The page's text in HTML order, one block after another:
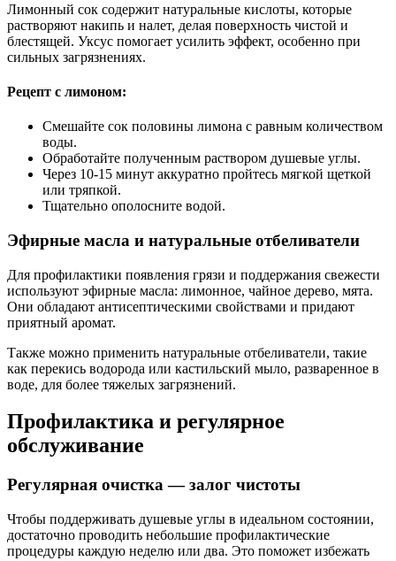
Лимонный сок содержит натуральные кислоты, которые
растворяют накипь и налет, делая поверхность чистой и
блестящей. Уксус помогает усилить эффект, особенно при
сильных загрязнениях.
Рецепт с лимоном:
Смешайте сок половины лимона с равным количеством
воды.
Обработайте полученным раствором душевые углы.
Через 10-15 минут аккуратно пройтесь мягкой щеткой
или тряпкой.
Тщательно ополосните водой.
Эфирные масла и натуральные отбеливатели
Для профилактики появления грязи и поддержания свежести
используют эфирные масла: лимонное, чайное дерево, мята.
Они обладают антисептическими свойствами и придают
приятный аромат.
Также можно применить натуральные отбеливатели, такие
как перекись водорода или кастильский мыло, разваренное в
воде, для более тяжелых загрязнений.
Профилактика и регулярное
обслуживание
Регулярная очистка — залог чистоты
Чтобы поддерживать душевые углы в идеальном состоянии,
достаточно проводить небольшие профилактические
процедуры каждую неделю или два. Это поможет избежать